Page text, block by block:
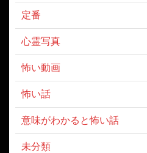
定番
心霊写真
怖い動画
怖い話
意味がわかると怖い話
未分類